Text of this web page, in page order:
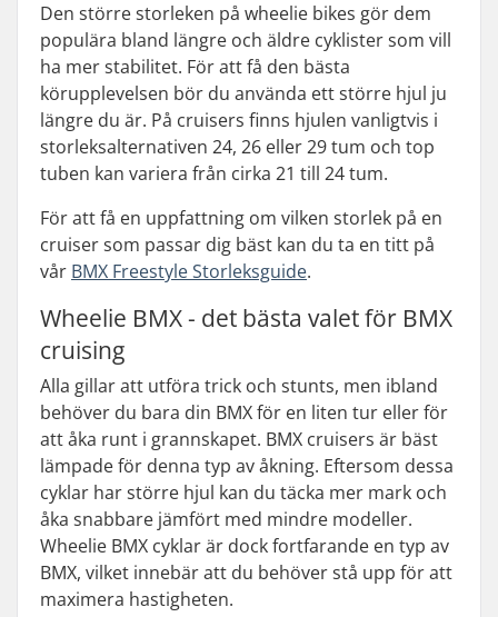
Den större storleken på wheelie bikes gör dem
populära bland längre och äldre cyklister som vill
ha mer stabilitet. För att få den bästa
körupplevelsen bör du använda ett större hjul ju
längre du är. På cruisers finns hjulen vanligtvis i
storleksalternativen 24, 26 eller 29 tum och top
tuben kan variera från cirka 21 till 24 tum.
För att få en uppfattning om vilken storlek på en
cruiser som passar dig bäst kan du ta en titt på
vår BMX Freestyle Storleksguide.
Wheelie BMX - det bästa valet för BMX
cruising
Alla gillar att utföra trick och stunts, men ibland
behöver du bara din BMX för en liten tur eller för
att åka runt i grannskapet. BMX cruisers är bäst
lämpade för denna typ av åkning. Eftersom dessa
cyklar har större hjul kan du täcka mer mark och
åka snabbare jämfört med mindre modeller.
Wheelie BMX cyklar är dock fortfarande en typ av
BMX, vilket innebär att du behöver stå upp för att
maximera hastigheten.